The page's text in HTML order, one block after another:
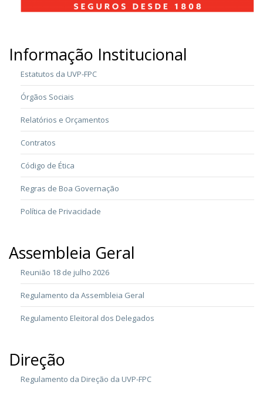
Informação Institucional
Estatutos da UVP-FPC
Órgãos Sociais
Relatórios e Orçamentos
Contratos
Código de Ética
Regras de Boa Governação
Política de Privacidade
Assembleia Geral
Reunião 18 de julho 2026
Regulamento da Assembleia Geral
Regulamento Eleitoral dos Delegados
Direção
Regulamento da Direção da UVP-FPC